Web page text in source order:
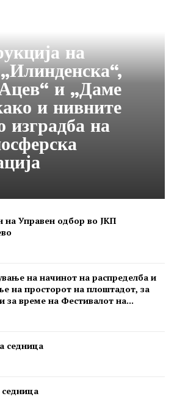
на
и „Даме
и нивните
изградба на
на Управен одбор во ЈКП
на начинот на распределба и
на просторот на плоштадот, за
за време на Фестивалот на...
седница